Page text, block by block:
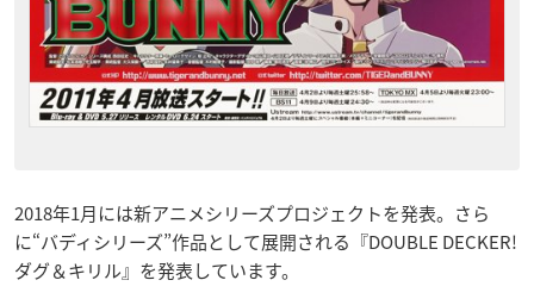
2018年1月には新アニメシリーズプロジェクトを発表。さら
に“バディシリーズ”作品として展開される『DOUBLE DECKER!
ダグ＆キリル』を発表しています。